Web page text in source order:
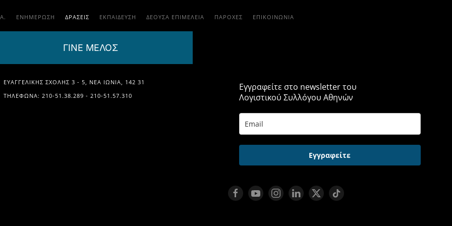
ΕΝΗΜΕΡΩΣΗ ΔΡΑΣΕΙΣ ΕΚΠΑΊΔΕΥΣΗ ΔΕΟΥΣΑ ΕΠΙΜΕΛΕΙΑ ΠΑΡΟΧΈΣ ΕΠΙΚΟΙΝΩΝΊΑ
ΓΙΝΕ ΜΕΛΟΣ
ΕΥΑΓΓΕΛΙΚΉΣ ΣΧΟΛΉΣ 3 - 5, ΝΈΑ ΙΩΝΊΑ, 142 31
ΤΗΛΈΦΩΝΑ: 210-51.38.289 - 210-51.57.310
Εγγραφείτε στο newsletter του
Λογιστικού Συλλόγου Αθηνών
Εγγραφείτε